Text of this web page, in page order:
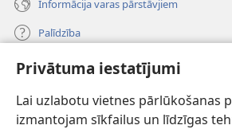
Privātuma iestatījumi
Lai uzlabotu vietnes pārlūkošanas
izmantojam sīkfailus un līdzīgas
Informācija varas pārstāvjiem
Palīdzība
Ziedojumi
new
window)Sargtorņa TIEŠSAISTES BIBLIOTĒKA
(opens